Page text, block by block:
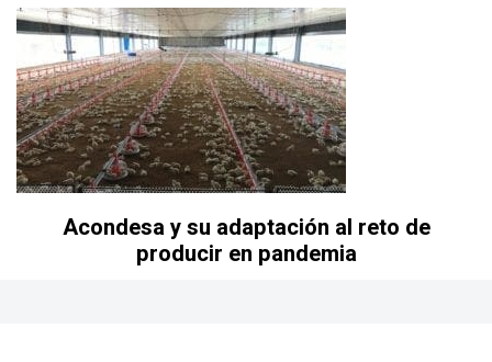
Acondesa y su adaptación al reto de
producir en pandemia